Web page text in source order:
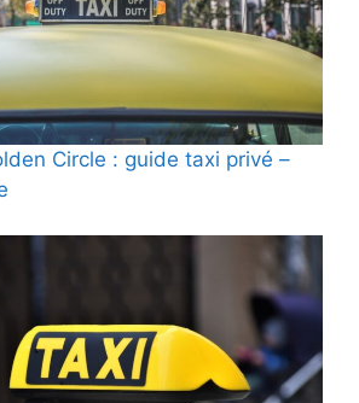
Circle : guide taxi privé –